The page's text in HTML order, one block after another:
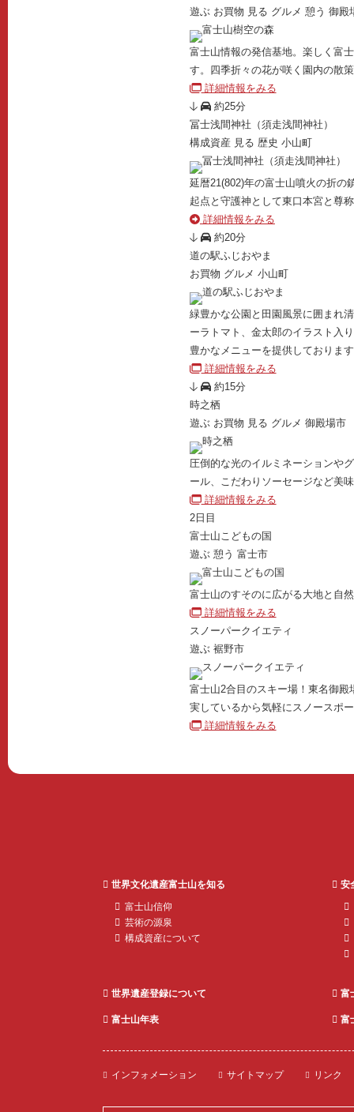
遊ぶ お買物 見る グルメ 憩う 御殿
富士山情報の発信基地。楽しく富
す。四季折々の花が咲く園内の散
詳細情報をみる
約25分
冨士浅間神社（須走浅間神社）
構成資産 見る 歴史 小山町
延暦21(802)年の富士山噴火の折の
起点と守護神として東口本宮と尊
詳細情報をみる
約20分
道の駅ふじおやま
お買物 グルメ 小山町
緑豊かな公園と田園風景に囲まれ
ーラトマト、金太郎のイラスト入
豊かなメニューを提供しておりま
詳細情報をみる
約15分
時之栖
遊ぶ お買物 見る グルメ 御殿場市
圧倒的な光のイルミネーションや
ール、こだわりソーセージなど美
詳細情報をみる
2日目
富士山こどもの国
遊ぶ 憩う 富士市
富士山のすそのに広がる大地と自
詳細情報をみる
スノーパークイエティ
遊ぶ 裾野市
富士山2合目のスキー場！東名御
実しているから気軽にスノースポ
詳細情報をみる
世界文化遺産富士山を知る
富士山信仰
芸術の源泉
構成資産について
安
世界遺産登録について 富
富士山年表 富
インフォメーション サイトマップ リンク